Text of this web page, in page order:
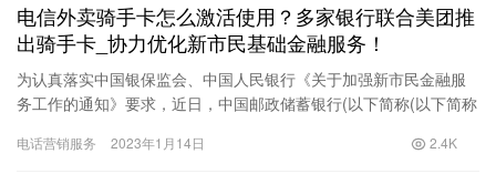
电信外卖骑手卡怎么激活使用？多家银行联合美团推
出骑手卡_协力优化新市民基础金融服务！
为认真落实中国银保监会、中国人民银行《关于加强新市民金融服
务工作的通知》要求，近日，中国邮政储蓄银行(以下简称(以下简称
与…
电话营销服务 2023年1月14日 2.4K